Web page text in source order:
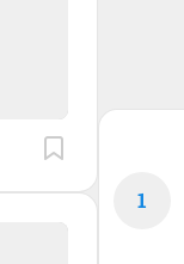
1